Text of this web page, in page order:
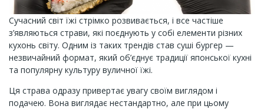
Сучасний світ їжі стрімко розвивається, і все частіше
з’являються страви, які поєднують у собі елементи різних
кухонь світу. Одним із таких трендів став суші бургер —
незвичайний формат, який об’єднує традиції японської кухні
та популярну культуру вуличної їжі.
Ця страва одразу привертає увагу своїм виглядом і
подачею. Вона виглядає нестандартно, але при цьому